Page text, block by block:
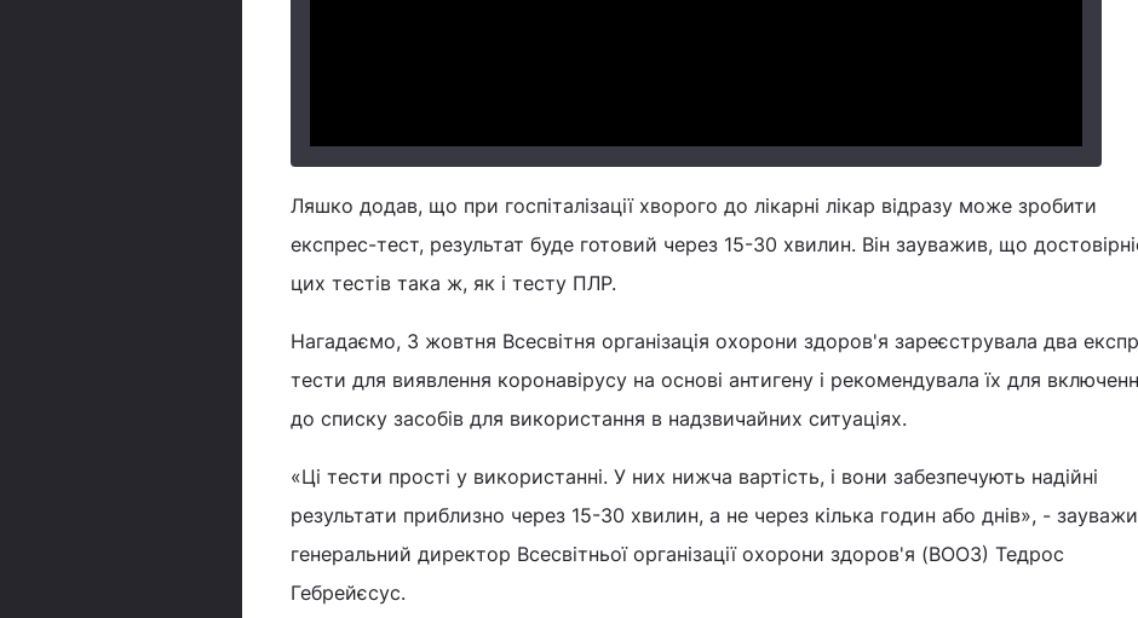
Ляшко додав, що при госпіталізації хворого до лікарні лікар відразу може зробити
експрес-тест, результат буде готовий через 15-30 хвилин. Він зауважив, що
цих тестів така ж, як і тесту ПЛР.
Нагадаємо, 3 жовтня Всесвітня організація охорони здоров'я зареєструвала два
тести для виявлення коронавірусу на основі антигену і рекомендувала їх для
до списку засобів для використання в надзвичайних ситуаціях.
«Ці тести прості у використанні. У них нижча вартість, і вони забезпечують надійні
результати приблизно через 15-30 хвилин, а не через кілька годин або днів», -
генеральний директор Всесвітньої організації охорони здоров'я (ВООЗ) Тедрос
Гебрейєсус.